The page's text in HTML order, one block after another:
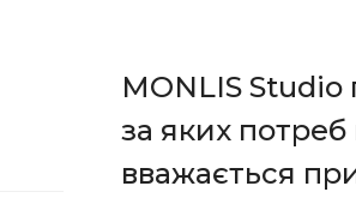
MONLIS Studio
за яких потреб
вважається